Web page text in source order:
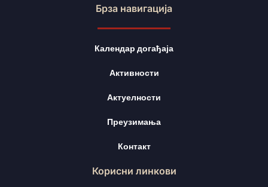
Брза навигација
Календар догађаја
Активности
Актуелности
Преузимања
Контакт
Корисни линкови